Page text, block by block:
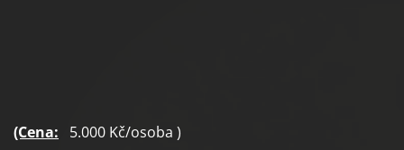
(Cena: 5.000 Kč/osoba )